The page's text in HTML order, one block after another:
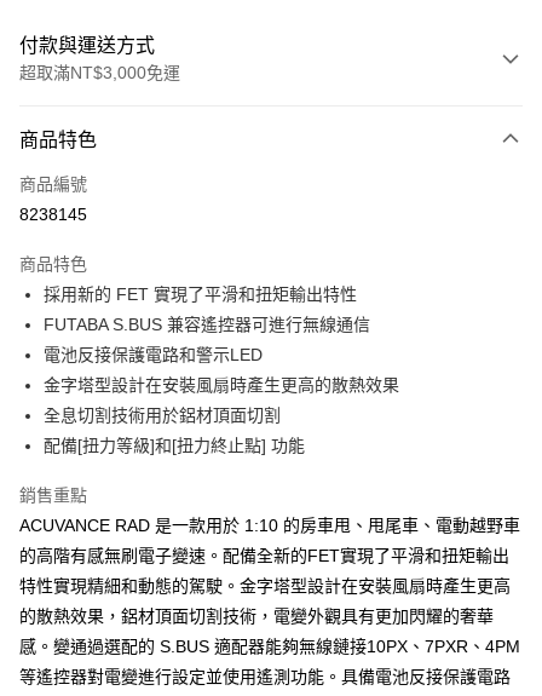
付款與運送方式
超取滿NT$3,000免運
信用卡一次付款
信用卡分期付款
合作金庫商業銀行
華南商業銀行
彰化商業銀行
上海商業儲蓄銀行
台北富邦商業銀行
國泰世華商業銀行
臺灣中小企業銀行
台中商業銀行
匯豐（台灣）商業銀行
聯邦商業銀行
元大商業銀行
永豐商業銀行
台新國際商業銀行
台灣樂天信用卡公司
6 期 0 利率 每期
彰化商業銀行
上海商業儲蓄銀行
國泰世華商業銀行
兆豐國際商業銀行
臺灣中小企業銀行
匯豐（台灣）商業銀行
華泰商業銀行
元大商業銀行
星展（台灣）商業銀行
台灣樂天信用卡公司
超商取貨付款
LINE Pay
Apple Pay
街口支付
悠遊付
全家取貨付款
每筆NT$60，滿NT$3,000(含以上)免運費
商品特色
商品編號
8238145
商品特色
採用新的 FET 實現了平滑和扭矩輸出特性
FUTABA S.BUS 兼容遙控器可進行無線通信
電池反接保護電路和警示LED
金字塔型設計在安裝風扇時產生更高的散熱效果
全息切割技術用於鋁材頂面切割
配備[扭力等級]和[扭力終止點] 功能
銷售重點
ACUVANCE RAD 是一款用於 1:10 的房車甩、甩尾車、電動越野車
的高階有感無刷電子變速。配備全新的FET實現了平滑和扭矩輸出
特性實現精細和動態的駕駛。金字塔型設計在安裝風扇時產生更高
的散熱效果，鋁材頂面切割技術，電變外觀具有更加閃耀的奢華
感。變通過選配的 S.BUS 適配器能夠無線鏈接10PX、7PXR、4PM
等遙控器對電變進行設定並使用遙測功能。具備電池反接保護電路